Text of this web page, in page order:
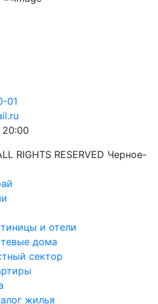
01
RIGHTS RESERVED Черное-
и отели
дома
сектор
жилья